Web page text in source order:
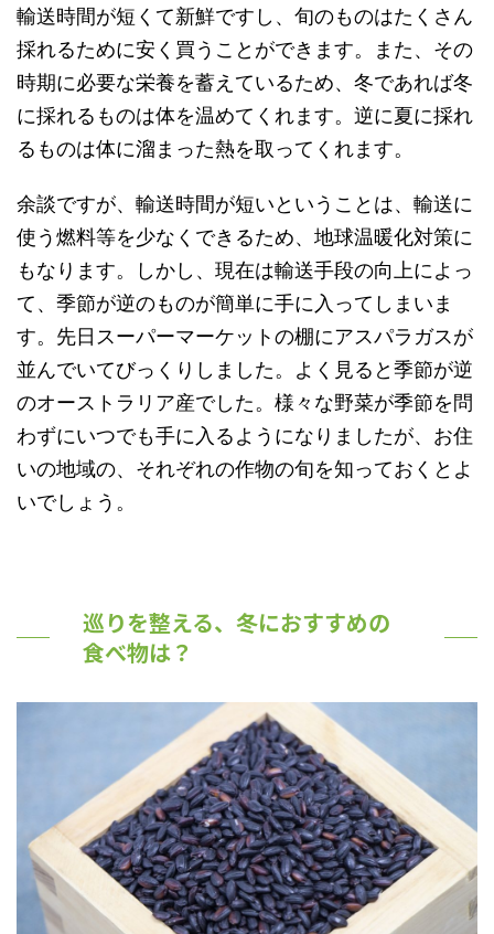
輸送時間が短くて新鮮ですし、旬のものはたくさん
採れるために安く買うことができます。また、その
時期に必要な栄養を蓄えているため、冬であれば冬
に採れるものは体を温めてくれます。逆に夏に採れ
るものは体に溜まった熱を取ってくれます。
余談ですが、輸送時間が短いということは、輸送に
使う燃料等を少なくできるため、地球温暖化対策に
もなります。しかし、現在は輸送手段の向上によっ
て、季節が逆のものが簡単に手に入ってしまいま
す。先日スーパーマーケットの棚にアスパラガスが
並んでいてびっくりしました。よく見ると季節が逆
のオーストラリア産でした。様々な野菜が季節を問
わずにいつでも手に入るようになりましたが、お住
いの地域の、それぞれの作物の旬を知っておくとよ
いでしょう。
巡りを整える、冬におすすめの
食べ物は？